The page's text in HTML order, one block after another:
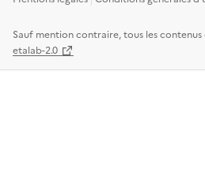
Sauf mention contraire, tous les contenus
etalab-2.0